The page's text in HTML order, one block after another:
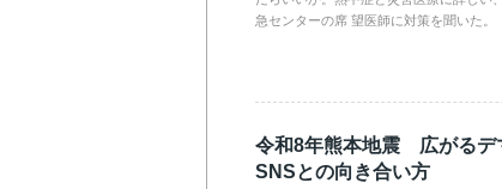
急センターの席 望医師に対策を聞いた。
令和8年熊本地震 広がるデ
SNSとの向き合い方